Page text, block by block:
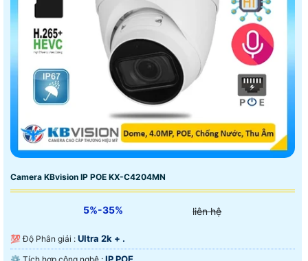
Camera KBvision IP POE KX-C4204MN
5%-35% liên hệ
💯 Độ Phân giải : Ultra 2k + .
IP POE.